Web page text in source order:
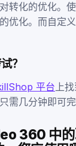
转化的优化。
优化。而自定
？
平台上
需几分钟即可
360 中